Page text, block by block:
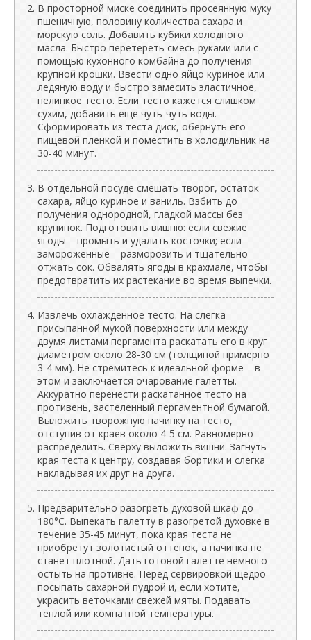
В просторной миске соединить просеянную муку
пшеничную, половину количества сахара и
морскую соль. Добавить кубики холодного
масла. Быстро перетереть смесь руками или с
помощью кухонного комбайна до получения
крупной крошки. Ввести одно яйцо куриное или
ледяную воду и быстро замесить эластичное,
нелипкое тесто. Если тесто кажется слишком
сухим, добавить еще чуть-чуть воды.
Сформировать из теста диск, обернуть его
пищевой пленкой и поместить в холодильник на
30-40 минут.
В отдельной посуде смешать творог, остаток
сахара, яйцо куриное и ваниль. Взбить до
получения однородной, гладкой массы без
крупинок. Подготовить вишню: если свежие
ягоды – промыть и удалить косточки; если
замороженные – разморозить и тщательно
отжать сок. Обвалять ягоды в крахмале, чтобы
предотвратить их растекание во время выпечки.
Извлечь охлажденное тесто. На слегка
присыпанной мукой поверхности или между
двумя листами пергамента раскатать его в круг
диаметром около 28-30 см (толщиной примерно
3-4 мм). Не стремитесь к идеальной форме – в
этом и заключается очарование галетты.
Аккуратно перенести раскатанное тесто на
противень, застеленный пергаментной бумагой.
Выложить творожную начинку на тесто,
отступив от краев около 4-5 см. Равномерно
распределить. Сверху выложить вишни. Загнуть
края теста к центру, создавая бортики и слегка
накладывая их друг на друга.
Предварительно разогреть духовой шкаф до
180°C. Выпекать галетту в разогретой духовке в
течение 35-45 минут, пока края теста не
приобретут золотистый оттенок, а начинка не
станет плотной. Дать готовой галетте немного
остыть на противне. Перед сервировкой щедро
посыпать сахарной пудрой и, если хотите,
украсить веточками свежей мяты. Подавать
теплой или комнатной температуры.